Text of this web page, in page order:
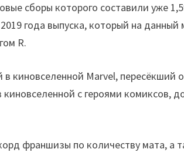
сборы которого составили уже
года выпуска, который на данный
R.
киновселенной Marvel, пересёкший
с героями комиксов,
франшизы по количеству мата, а